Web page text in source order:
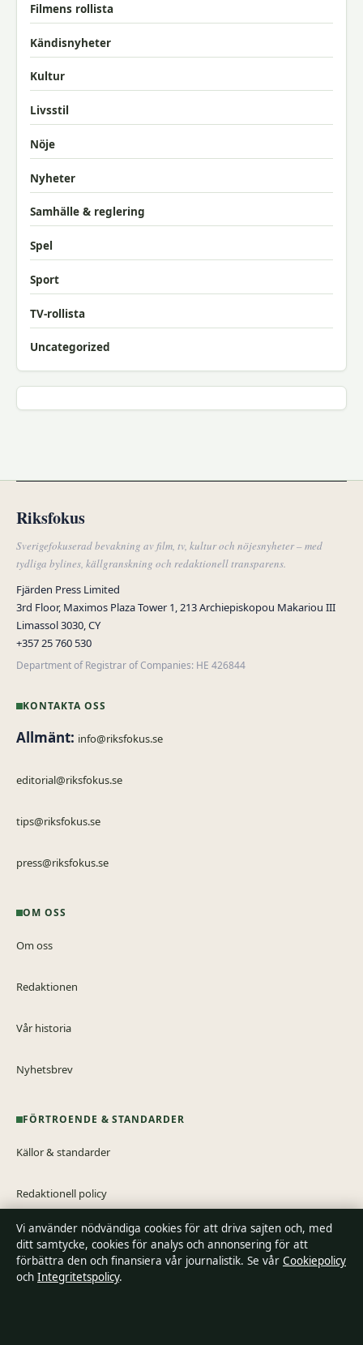
Filmens rollista
Kändisnyheter
Kultur
Livsstil
Nöje
Nyheter
Samhälle & reglering
Spel
Sport
TV-rollista
Uncategorized
Riksfokus
Sverigefokuserad bevakning av film, tv, kultur och nöjesnyheter – med
tydliga bylines, källgranskning och redaktionell transparens.
Fjärden Press Limited
3rd Floor, Maximos Plaza Tower 1, 213 Archiepiskopou Makariou III
Limassol 3030, CY
+357 25 760 530
Department of Registrar of Companies: HE 426844
KONTAKTA OSS
Allmänt: info@riksfokus.se
editorial@riksfokus.se
tips@riksfokus.se
press@riksfokus.se
OM OSS
Om oss
Redaktionen
Vår historia
Nyhetsbrev
FÖRTROENDE & STANDARDER
Källor & standarder
Redaktionell policy
Rättelsepolicy
Tillgänglighetsredogörelse
Vi använder nödvändiga cookies för att driva sajten och, med
ditt samtycke, cookies för analys och annonsering för att
förbättra den och finansiera vår journalistik. Se vår Cookiepolicy
och Integritetspolicy.